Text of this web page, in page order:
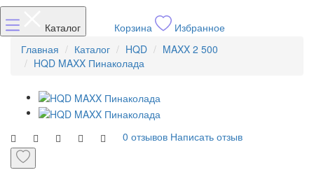
Каталог Корзина
Избранное
Главная
Каталог HQD
MAXX 2 500
HQD MAXX Пинаколада
0 отзывов Написать отзыв